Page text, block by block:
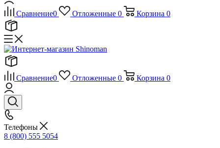
Сравнение0 Отложенные 0 Корзина 0
Сравнение0 Отложенные 0 Корзина 0
Телефоны
8 (800) 555 5054